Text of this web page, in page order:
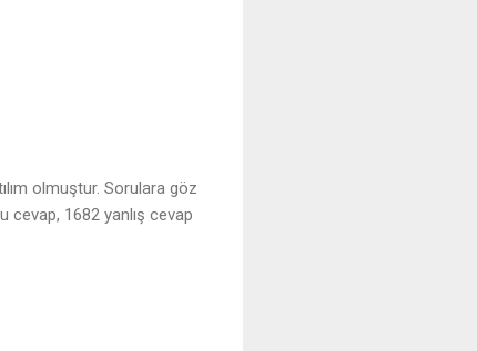
olmuştur. Sorulara göz
cevap, 1682 yanlış cevap